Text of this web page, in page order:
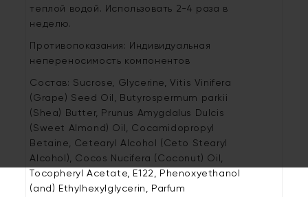
теплой водой. Использовать 2-4 раза в
неделю.
Противопоказания: Индивидуальная
непереносимость компонентов
Состав: Sucrose, Glycerine, Vitis Vinifera
(Grape) Seed Oil, Butyrospermum parkii
(Shea) Butter, Prunus Amygdalus Dulcis
(Sweet Almond) Oil, Cocamidopropyl
Betaine, Cetearyl Alcohol (Ceto Stearyl
Alcohol), Cocos Nucifera (Coconut) Oil,
Tocopheryl Acetate, Е122, Phenoxyethanol
(and) Ethylhexylglycerin, Parfum